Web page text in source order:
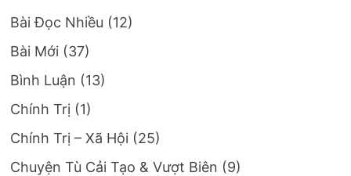
Bài Đọc Nhiều (12)
Bài Mới (37)
Bình Luận (13)
Chính Trị (1)
Chính Trị – Xã Hội (25)
Chuyện Tù Cải Tạo & Vượt Biên (9)